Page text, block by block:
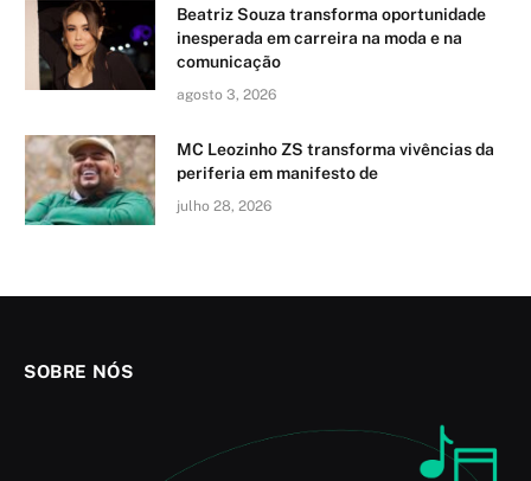
Beatriz Souza transforma oportunidade
inesperada em carreira na moda e na
comunicação
agosto 3, 2026
MC Leozinho ZS transforma vivências da
periferia em manifesto de
julho 28, 2026
SOBRE NÓS